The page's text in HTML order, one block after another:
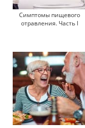
Симптомы пищевого
отравления. Часть I